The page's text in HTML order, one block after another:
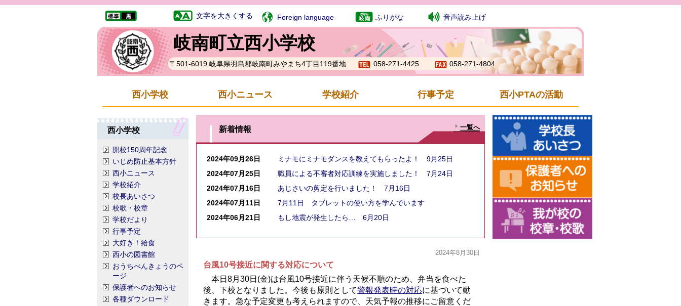
岐南町立西小学校
〒501-6019 岐阜県羽島郡岐南町みやまち4丁目119番地 058-271-4425 058-271-4804
文字を大きくする Foreign language ふりがな 音声読み上げ
西小学校 西小ニュース 学校紹介 行事予定 西小PTAの活動
西小学校
開校150周年記念
いじめ防止基本方針
西小ニュース
学校紹介
校長あいさつ
校歌・校章
学校だより
行事予定
大好き！給食
西小の図書館
おうちべんきょうのペ
ージ
保護者へのお知らせ
各種ダウンロード
新着情報 一覧へ
2024年09月26日
ミナモにミナモダンスを教えてもらったよ！ 9月25日
2024年07月25日
職員による不審者対応訓練を実施しました！ 7月24日
2024年07月16日
あじさいの剪定を行いました！ 7月16日
2024年07月11日
7月11日 タブレットの使い方を学んでいます
2024年06月21日
もし地震が発生したら… 6月20日
2024年8月30日
台風10号接近に関する対応について
本日8月30日(金)は台風10号接近に伴う天候不順のため、弁当を食べた
後、下校となりました。今後も原則として警報発表時の対応に基づいて動
きます。急な予定変更も考えられますので、天気予報の推移にご留意くだ